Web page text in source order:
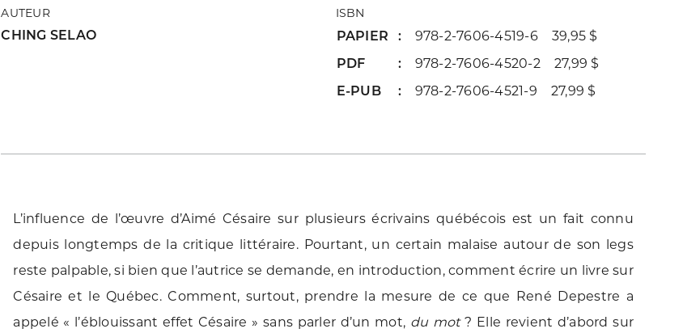
AUTEUR
CHING SELAO
ISBN
PAPIER
978-2-7606-4519-6 39,95 $
PDF
978-2-7606-4520-2 27,99 $
E-PUB
978-2-7606-4521-9 27,99 $
L’influence de l’œuvre d’Aimé Césaire sur plusieurs écrivains québécois est un fait connu
depuis longtemps de la critique littéraire. Pourtant, un certain malaise autour de son legs
reste palpable, si bien que l’autrice se demande, en introduction, comment écrire un livre sur
Césaire et le Québec. Comment, surtout, prendre la mesure de ce que René Depestre a
appelé « l’éblouissant effet Césaire » sans parler d’un mot, du mot? Elle revient d’abord sur